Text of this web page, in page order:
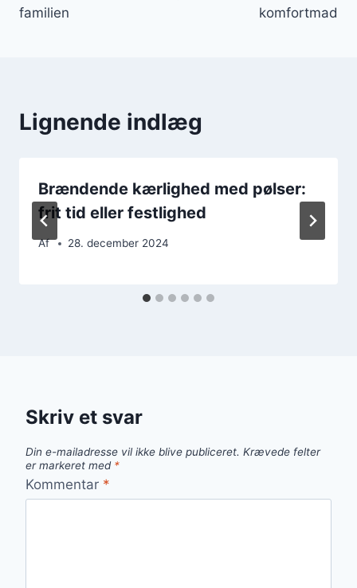
familien
komfortmad
Lignende indlæg
Brændende kærlighed med pølser:
frit tid eller festlighed
Af 28. december 2024
Skriv et svar
Din e-mailadresse vil ikke blive publiceret. Krævede felter
er markeret med *
Kommentar *